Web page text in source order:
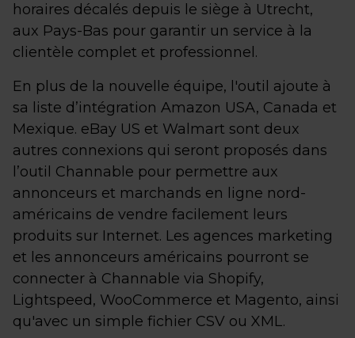
horaires décalés depuis le siège à Utrecht,
aux Pays-Bas pour garantir un service à la
clientèle complet et professionnel.
En plus de la nouvelle équipe, l'outil ajoute à
sa liste d’intégration Amazon USA, Canada et
Mexique. eBay US et Walmart sont deux
autres connexions qui seront proposés dans
l’outil Channable pour permettre aux
annonceurs et marchands en ligne nord-
américains de vendre facilement leurs
produits sur Internet. Les agences marketing
et les annonceurs américains pourront se
connecter à Channable via Shopify,
Lightspeed, WooCommerce et Magento, ainsi
qu'avec un simple fichier CSV ou XML.